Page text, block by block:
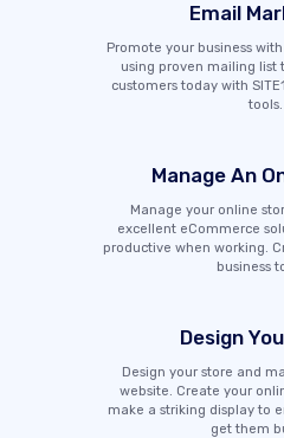
Email
Promote your business
using proven mailing list
customers today with
tools.
Manage An
Manage your online
excellent eCommerce
productive when working.
business
Design
Design your store and
website. Create your
make a striking display to
get them